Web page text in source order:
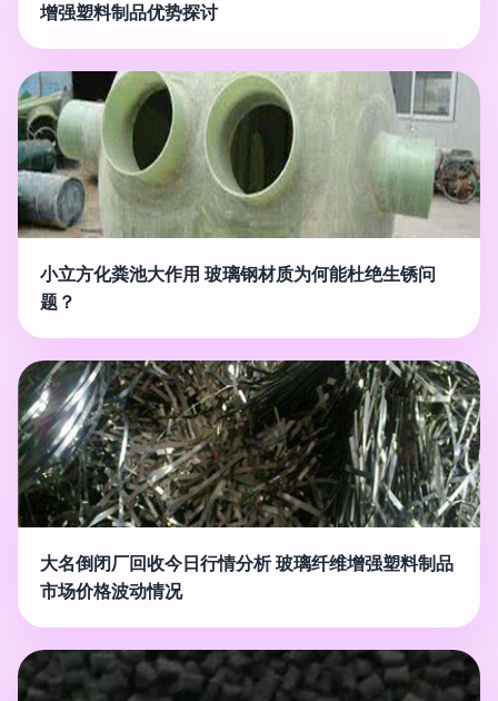
增强塑料制品优势探讨
小立方化粪池大作用 玻璃钢材质为何能杜绝生锈问
题？
大名倒闭厂回收今日行情分析 玻璃纤维增强塑料制品
市场价格波动情况